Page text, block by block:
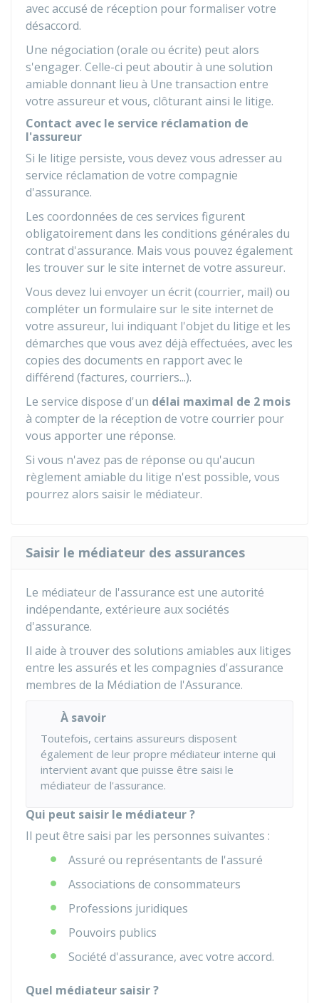
avec accusé de réception pour formaliser votre
désaccord.
Une négociation (orale ou écrite) peut alors
s'engager. Celle-ci peut aboutir à une solution
amiable donnant lieu à Une transaction entre
votre assureur et vous, clôturant ainsi le litige.
Contact avec le service réclamation de
l'assureur
Si le litige persiste, vous devez vous adresser au
service réclamation de votre compagnie
d'assurance.
Les coordonnées de ces services figurent
obligatoirement dans les conditions générales du
contrat d'assurance. Mais vous pouvez également
les trouver sur le site internet de votre assureur.
Vous devez lui envoyer un écrit (courrier, mail) ou
compléter un formulaire sur le site internet de
votre assureur, lui indiquant l'objet du litige et les
démarches que vous avez déjà effectuées, avec les
copies des documents en rapport avec le
différend (factures, courriers...).
Le service dispose d'un délai maximal de 2 mois
à compter de la réception de votre courrier pour
vous apporter une réponse.
Si vous n'avez pas de réponse ou qu'aucun
règlement amiable du litige n'est possible, vous
pourrez alors saisir le médiateur.
Saisir le médiateur des assurances
Le médiateur de l'assurance est une autorité
indépendante, extérieure aux sociétés
d'assurance.
Il aide à trouver des solutions amiables aux litiges
entre les assurés et les compagnies d'assurance
membres de la Médiation de l'Assurance.
À savoir
Toutefois, certains assureurs disposent
également de leur propre médiateur interne qui
intervient avant que puisse être saisi le
médiateur de l'assurance.
Qui peut saisir le médiateur ?
Il peut être saisi par les personnes suivantes :
Assuré ou représentants de l'assuré
Associations de consommateurs
Professions juridiques
Pouvoirs publics
Société d'assurance, avec votre accord.
Quel médiateur saisir ?